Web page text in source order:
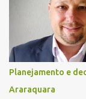
a violência da
Testemunhas
durante o
morreu ainda no
concessionária
realizaram a
vítima. No entanto,
Planejamento e
Araraquara